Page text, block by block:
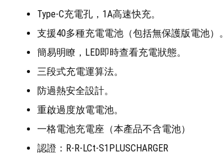
Type-C充電孔，1A高速快充。
支援40多種充電電池（包括無保護版電池）。
簡易明瞭，LED即時查看充電狀態。
三段式充電運算法。
防過熱安全設計。
重啟過度放電電池。
一格電池充電座（本產品不含電池）
認證：R-R-LCt-S1PLUSCHARGER